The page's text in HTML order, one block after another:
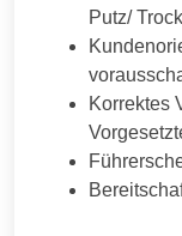
Putz/
Korrektes